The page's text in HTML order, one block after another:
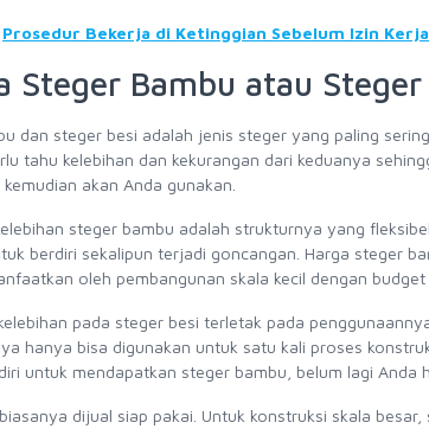
Prosedur Bekerja di Ketinggian Sebelum Izin
Steger Bambu atau Steger
dan steger besi adalah jenis steger yang paling
tahu kelebihan dan kekurangan dari keduanya
akan Anda gunakan.
steger bambu adalah strukturnya yang
berdiri sekalipun terjadi goncangan. Harga steger
oleh pembangunan skala kecil dengan
pada steger besi terletak pada
hanya bisa digunakan untuk satu kali proses
untuk mendapatkan steger bambu, belum lagi
dijual siap pakai. Untuk konstruksi skala